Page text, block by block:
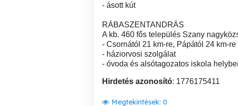
- ásott kút
RÁBASZENTANDRÁS
A kb. 460 fős település Szany
- Csornától 21 km-re, Pápától 24 km-
- háziorvosi szolgálat
- óvoda és alsótagozatos iskola
Hirdetés azonosító: 1776175411
Megtekintések: 0